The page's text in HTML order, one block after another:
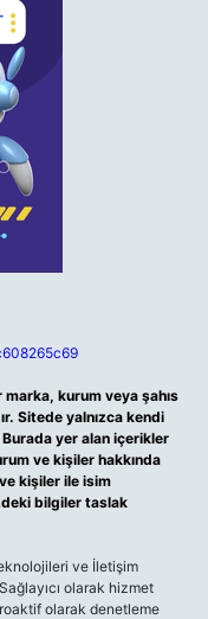
kurum veya şahıs
Sitede yalnızca kendi
Burada yer alan içerikler
ve kişiler hakkında
kişiler ile isim
bilgiler taslak
ve İletişim
olarak hizmet
olarak denetleme